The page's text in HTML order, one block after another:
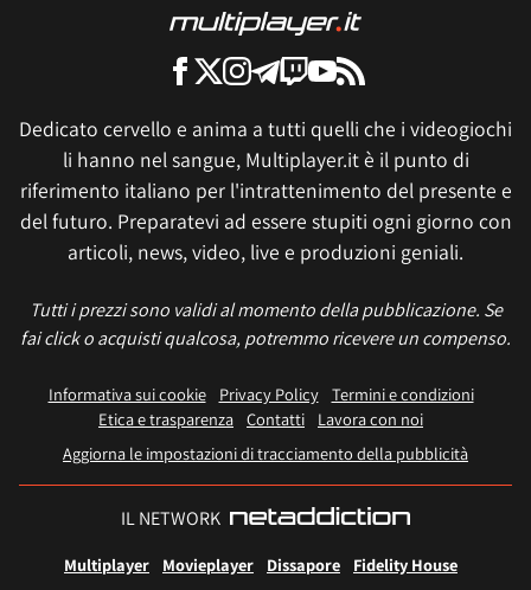
Dedicato cervello e anima a tutti quelli che i videogiochi
li hanno nel sangue, Multiplayer.it è il punto di
riferimento italiano per l'intrattenimento del presente e
del futuro. Preparatevi ad essere stupiti ogni giorno con
articoli, news, video, live e produzioni geniali.
Tutti i prezzi sono validi al momento della pubblicazione. Se
fai click o acquisti qualcosa, potremmo ricevere un compenso.
Informativa sui cookie Privacy Policy
Termini e condizioni
Etica e trasparenza Contatti
Lavora con noi
Aggiorna le impostazioni di tracciamento della pubblicità
IL NETWORK
Multiplayer Movieplayer Dissapore
Fidelity House